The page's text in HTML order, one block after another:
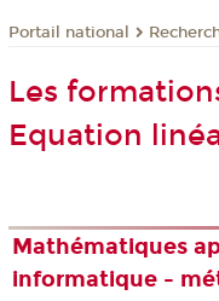
Portail national
Les
Equation
Mathématiques
informatique -